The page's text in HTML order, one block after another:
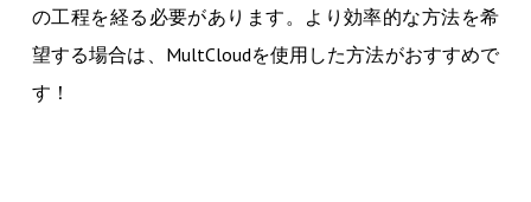
の工程を経る必要があります。より効率的な方法を希
望する場合は、MultCloudを使用した方法がおすすめで
す！